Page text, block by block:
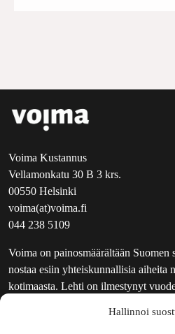
Hallinnoi
Voima Kustannus
Vellamonkatu 30 B 3 krs.
00550 Helsinki
voima(at)voima.fi
044 238 5109
Voima on painosmäärältään
nostaa esiin yhteiskunnallisia aiheita
kotimaasta. Lehti on ilmestynyt